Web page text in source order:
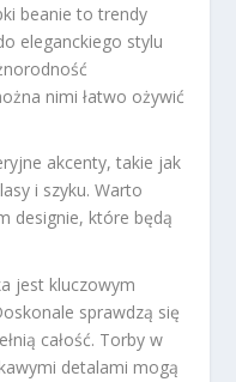
beanie to trendy
eleganckiego stylu
nimi łatwo ożywić
akcenty, takie jak
i szyku. Warto
designie, które będą
jest kluczowym
sprawdzą się
całość. Torby w
detalami mogą